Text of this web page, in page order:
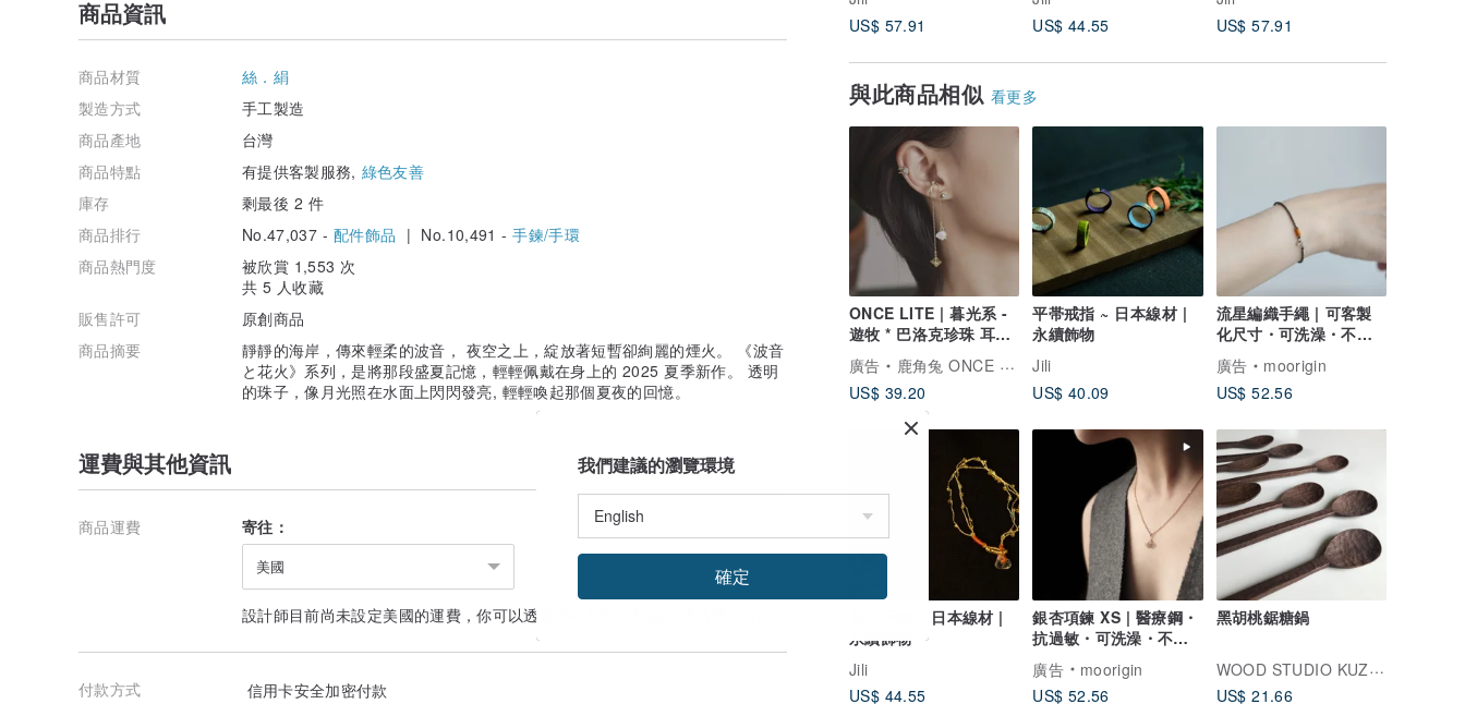
US$ 57.91
US$ 44.55
US$ 57.91
與此商品相似 看更多
ONCE LITE | 暮光系 -
遊牧 * 巴洛克珍珠 耳骨
夾 耳夾
廣告
鹿角兔 ONCE UPON A TIME
US$ 39.20
平帯戒指 ~ 日本線材 |
永續飾物
Jili
US$ 40.09
流星編織手繩 | 可客製
化尺寸・可洗澡・不掉
色
廣告
moorigin
US$ 52.56
花火手鍊 ~ 日本線材 |
永續飾物
Jili
US$ 44.55
銀杏項鍊 XS | 醫療鋼・
抗過敏・可洗澡・不掉
色
廣告
moorigin
US$ 52.56
黑胡桃鋸糖鍋
WOOD STUDIO KUZE'S
US$ 21.66
商品資訊
商品材質
絲．絹
製造方式
手工製造
商品產地
台灣
商品特點
有提供客製服務, 綠色友善
庫存
剩最後 2 件
商品排行
No.47,037 - 配件飾品 | No.10,491 -手鍊/手環
商品熱門度
被欣賞 1,553 次
共 5 人收藏
販售許可
原創商品
商品摘要
靜靜的海岸，傳來輕柔的波音， 夜空之上，綻放著短暫卻絢麗的煙火。 《波音
と花火》系列，是將那段盛夏記憶，輕輕佩戴在身上的 2025 夏季新作。 透明
的珠子，像月光照在水面上閃閃發亮, 輕輕喚起那個夏夜的回憶。
運費與其他資訊
商品運費 寄往：
美國
設計師目前尚未設定美國的運費，你可以透過
付款方式
信用卡安全加密付款
我們建議的瀏覽環境
確定